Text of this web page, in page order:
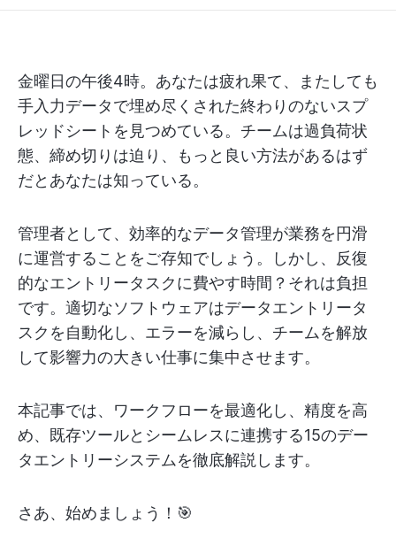
金曜日の午後4時。あなたは疲れ果て、またしても
手入力データで埋め尽くされた終わりのないスプ
レッドシートを見つめている。チームは過負荷状
態、締め切りは迫り、もっと良い方法があるはず
だとあなたは知っている。
管理者として、効率的なデータ管理が業務を円滑
に運営することをご存知でしょう。しかし、反復
的なエントリータスクに費やす時間？それは負担
です。適切なソフトウェアはデータエントリータ
スクを自動化し、エラーを減らし、チームを解放
して影響力の大きい仕事に集中させます。
本記事では、ワークフローを最適化し、精度を高
め、既存ツールとシームレスに連携する15のデー
タエントリーシステムを徹底解説します。
さあ、始めましょう！🎯